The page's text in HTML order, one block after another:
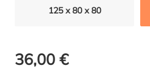
125 x 80 x 80
36,00 €